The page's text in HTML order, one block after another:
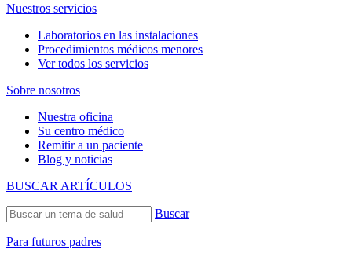
Nuestros servicios
Laboratorios en las instalaciones
Procedimientos médicos menores
Ver todos los servicios
Sobre nosotros
Nuestra oficina
Su centro médico
Remitir a un paciente
Blog y noticias
BUSCAR ARTÍCULOS
Buscar
Para futuros padres